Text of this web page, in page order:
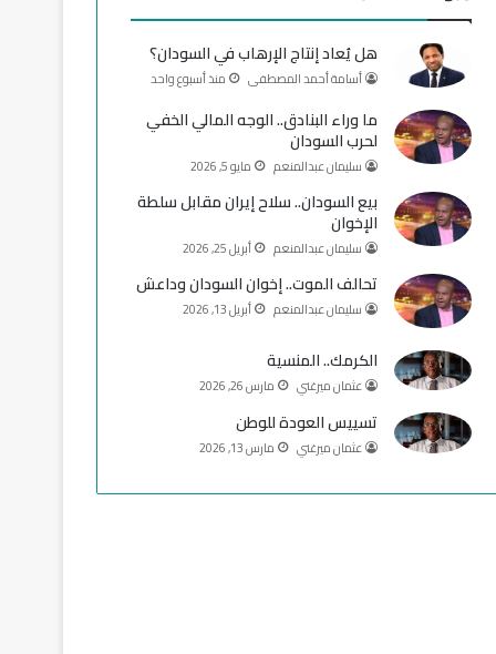
و
ك
T
u
b
e
ق
ر
ا
م
هل يُعاد إنتاج الإرهاب في السودان؟
أسامة أحمد المصطفى منذ أسبوع واحد
ما وراء البنادق.. الوجه المالي الخفي
لحرب السودان
سليمان عبدالمنعم مايو 5, 2026
بيع السودان.. سلاح إيران مقابل سلطة
الإخوان
سليمان عبدالمنعم أبريل 25, 2026
تحالف الموت.. إخوان السودان وداعش
سليمان عبدالمنعم أبريل 13, 2026
الكرمك.. المنسية
عثمان ميرغني مارس 26, 2026
تسييس العودة للوطن
عثمان ميرغني مارس 13, 2026